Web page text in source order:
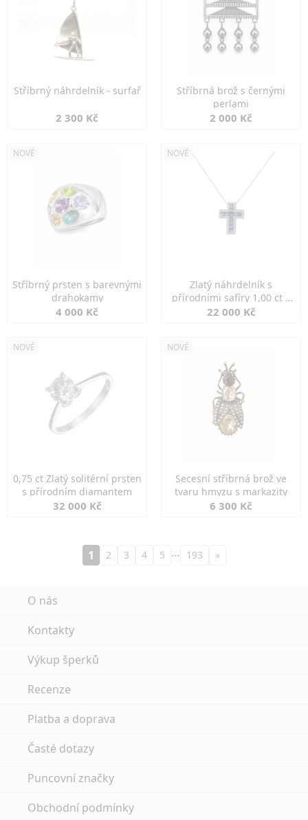
Stříbrný náhrdelník - surfař
2 300 Kč
Stříbrná brož s černými
perlami
2 000 Kč
NOVÉ
Stříbrný prsten s barevnými
drahokamy
4 000 Kč
NOVÉ
Zlatý náhrdelník s
přírodními safíry 1,00 ct a
diamanty
22 000 Kč
NOVÉ
0,75 ct Zlatý solitérní prsten
s přírodním diamantem
32 000 Kč
NOVÉ
Secesní stříbrná brož ve
tvaru hmyzu s markazity
6 300 Kč
1 2 3 4 5 … 193 »
O nás
Kontakty
Výkup šperků
Recenze
Platba a doprava
Časté dotazy
Puncovní značky
Obchodní podmínky